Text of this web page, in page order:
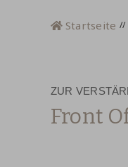
Startseite
ZUR
Front